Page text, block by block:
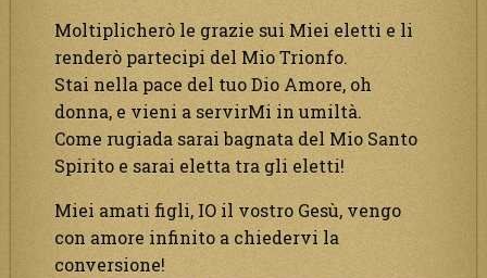
Moltiplicherò le grazie sui Miei eletti e li
renderò partecipi del Mio Trionfo.
Stai nella pace del tuo Dio Amore, oh
donna, e vieni a servirMi in umiltà.
Come rugiada sarai bagnata del Mio Santo
Spirito e sarai eletta tra gli eletti!
Miei amati figli, IO il vostro Gesù, vengo
con amore infinito a chiedervi la
conversione!